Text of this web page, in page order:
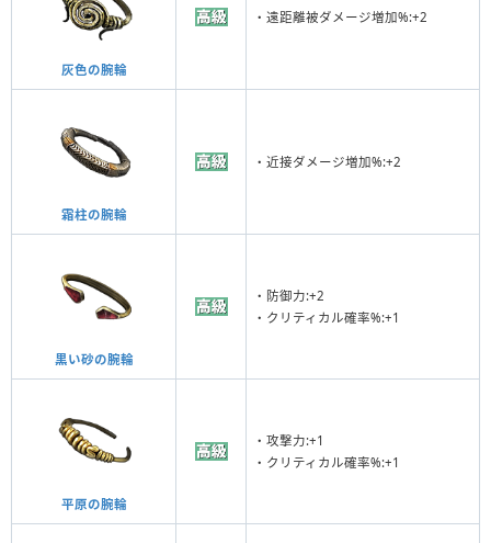
灰色の腕輪
・遠距離被ダメージ増加%:+2
霜柱の腕輪
・近接ダメージ増加%:+2
黒い砂の腕輪
・防御力:+2
・クリティカル確率%:+1
平原の腕輪
・攻撃力:+1
・クリティカル確率%:+1